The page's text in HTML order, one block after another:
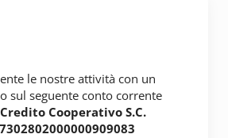
le nostre attività con un
sul seguente conto corrente
Cooperativo S.C.